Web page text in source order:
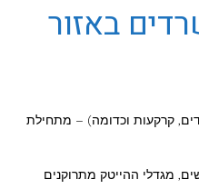
משרדים באזור
משרדים, קרקעות וכדומה) – מתחילת
ירידה של 55% בבניית משרדים חדשים, מגדלי ההייטק מתרוקנים